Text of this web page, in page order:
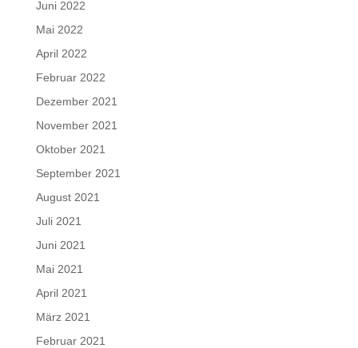
Juni 2022
Mai 2022
April 2022
Februar 2022
Dezember 2021
November 2021
Oktober 2021
September 2021
August 2021
Juli 2021
Juni 2021
Mai 2021
April 2021
März 2021
Februar 2021